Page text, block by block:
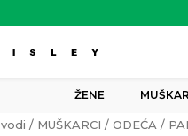
ŽENE
MUŠKARCI ODEĆA